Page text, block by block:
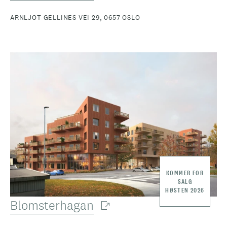
ARNLJOT GELLINES VEI 29, 0657 OSLO
Blomsterhagan
KOMMER FOR
SALG
HØSTEN 2026